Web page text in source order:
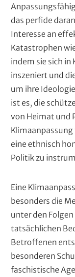
das perfide
Interesse an
Katastrophen
indem sie sich
inszeniert und
um ihre
ist es, die
von Heimat und
eine ethnisch
Politik zu
Eine
besonders die
unter den
tatsächlichen
Betroffenen
besonderen
faschistische